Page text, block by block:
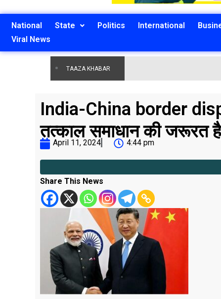
National State Politics International
Viral News
TAAZA KHABAR
India-China border
तत्काल समाधान की जरूरत
April 11, 2024 4:44 pm
Share This News